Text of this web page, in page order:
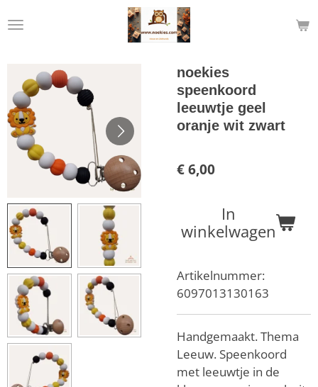
direct
hoofdinhoud
noekies
speenkoord
leeuwtje geel
oranje wit zwart
€ 6,00
In
winkelwagen
Artikelnummer:
6097013130163
Handgemaakt. Thema
Leeuw. Speenkoord
met leeuwtje in de